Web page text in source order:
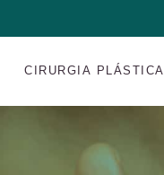
CIRURGIA PLÁSTICA